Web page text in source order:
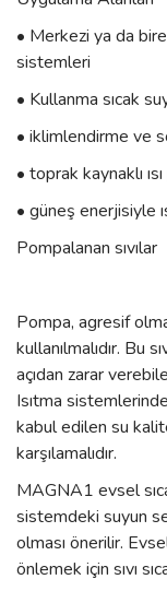
• Merkezi ya da
sistemleri
• Kullanma sıcak
• iklimlendirme ve
• toprak kaynaklı
• güneş enerjisiyle
Pompalanan sıvılar
Pompa, agresif
kullanılmalıdır. Bu
açıdan zarar
Isıtma
kabul edilen su
karşılamalıdır.
MAGNA1 evsel
sistemdeki suyun
olması önerilir.
önlemek için sıvı